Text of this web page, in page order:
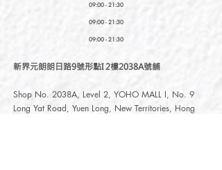
09:00 - 21:30
09:00 - 21:30
09:00 - 21:30
新界元朗朗日路9號形點I 2樓2038A號舖
Shop No. 2038A, Level 2, YOHO MALL I, No. 9
Long Yat Road, Yuen Long, New Territories, Hong